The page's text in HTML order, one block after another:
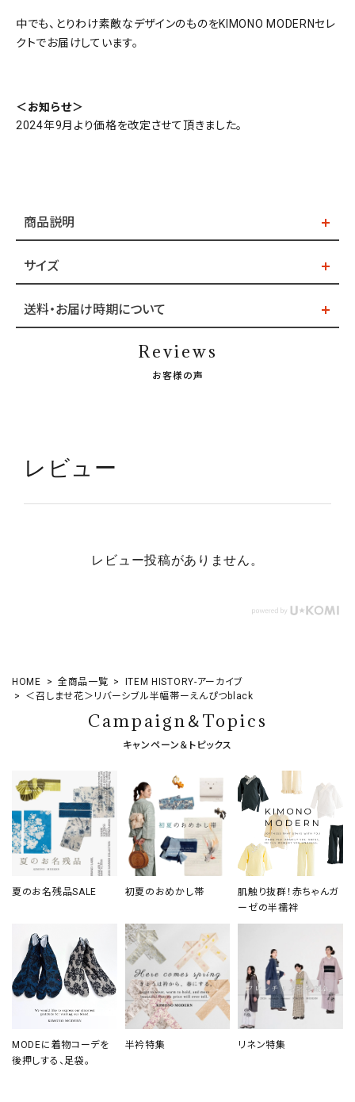
中でも、とりわけ素敵なデザインのものをKIMONO MODERNセレ
クトでお届けしています。
＜お知らせ＞
2024年9月より価格を改定させて頂きました。
商品説明
サイズ
送料・お届け時期について
Reviews
お客様の声
レビュー
レビュー投稿がありません。
HOME 全商品一覧
ITEM HISTORY-アーカイブ
＜召しませ花＞リバーシブル半幅帯ーえんぴつblack
Campaign＆Topics
キャンペーン＆トピックス
夏のお名残品SALE 初夏のおめかし帯
肌触り抜群！赤ちゃんガ
ーゼの半襦袢
MODEに着物コーデを
後押しする、足袋。
半衿特集 リネン特集